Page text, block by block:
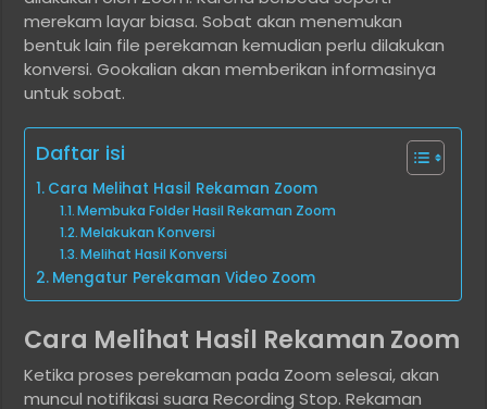
merekam layar biasa. Sobat akan menemukan
bentuk lain file perekaman kemudian perlu dilakukan
konversi. Gookalian akan memberikan informasinya
untuk sobat.
Daftar isi
Cara Melihat Hasil Rekaman Zoom
Membuka Folder Hasil Rekaman Zoom
Melakukan Konversi
Melihat Hasil Konversi
Mengatur Perekaman Video Zoom
Cara Melihat Hasil Rekaman Zoom
Ketika proses perekaman pada Zoom selesai, akan
muncul notifikasi suara Recording Stop. Rekaman